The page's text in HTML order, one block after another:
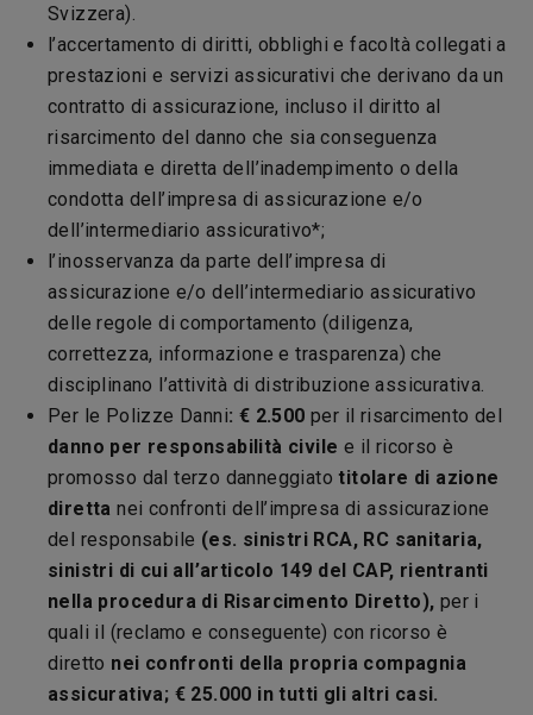
Svizzera).
l’accertamento di diritti, obblighi e facoltà collegati a
prestazioni e servizi assicurativi che derivano da un
contratto di assicurazione, incluso il diritto al
risarcimento del danno che sia conseguenza
immediata e diretta dell’inadempimento o della
condotta dell’impresa di assicurazione e/o
dell’intermediario assicurativo*;
l’inosservanza da parte dell’impresa di
assicurazione e/o dell’intermediario assicurativo
delle regole di comportamento (diligenza,
correttezza, informazione e trasparenza) che
disciplinano l’attività di distribuzione assicurativa.
Per le Polizze Danni: € 2.500 per il risarcimento del
danno per responsabilità civile e il ricorso è
promosso dal terzo danneggiato titolare di azione
direttanei confronti dell’impresa di assicurazione
del responsabile (es. sinistri RCA, RC sanitaria,
sinistri di cui all’articolo 149 del CAP, rientranti
nella procedura di Risarcimento Diretto), per i
quali il (reclamo e conseguente) con ricorso è
diretto nei confronti della propria compagnia
assicurativa; € 25.000 in tutti gli altri casi.